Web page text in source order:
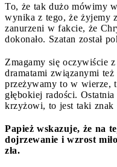
To, że tak dużo mówimy
wynika z tego, że żyjemy
zanurzeni w fakcie, że
dokonało. Szatan został
Zmagamy się oczywiście
dramatami związanymi
przeżywamy to w wierze,
głębokiej radości.
krzyżowi, to jest taki znak
Papież wskazuje, że na
dojrzewanie i wzrost
zła.